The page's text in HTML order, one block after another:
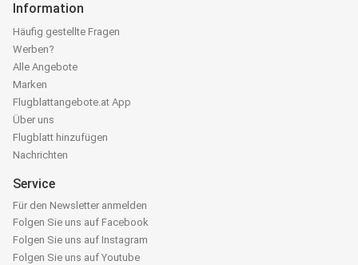
Information
Häufig gestellte Fragen
Werben?
Alle Angebote
Marken
Flugblattangebote.at App
Über uns
Flugblatt hinzufügen
Nachrichten
Service
Für den Newsletter anmelden
Folgen Sie uns auf Facebook
Folgen Sie uns auf Instagram
Folgen Sie uns auf Youtube